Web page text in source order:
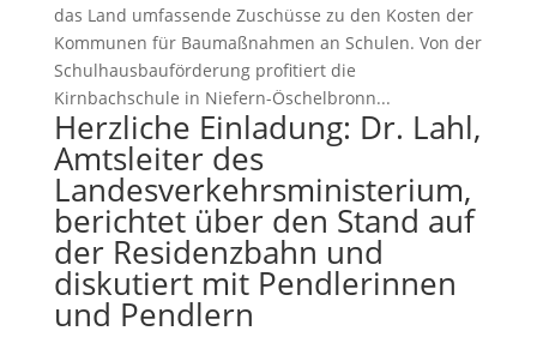
das Land umfassende Zuschüsse zu den Kosten der
Kommunen für Baumaßnahmen an Schulen. Von der
Schulhausbauförderung profitiert die
Kirnbachschule in Niefern-Öschelbronn...
Herzliche Einladung: Dr. Lahl,
Amtsleiter des
Landesverkehrsministerium,
berichtet über den Stand auf
der Residenzbahn und
diskutiert mit Pendlerinnen
und Pendlern